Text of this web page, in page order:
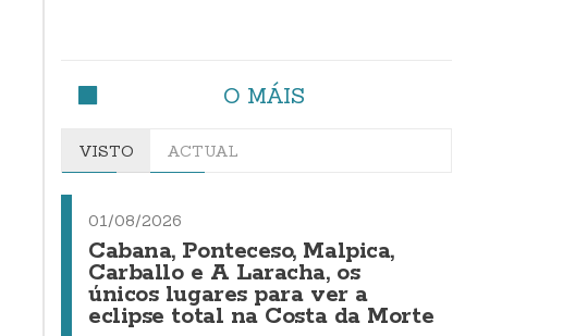
O MÁIS
VISTO ACTUAL
01/08/2026
Cabana, Ponteceso, Malpica,
Carballo e A Laracha, os
únicos lugares para ver a
eclipse total na Costa da Morte